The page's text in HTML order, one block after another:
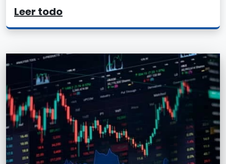
Leer todo